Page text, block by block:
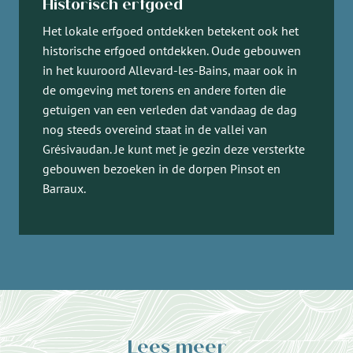
Historisch erfgoed
Het lokale erfgoed ontdekken betekent ook het
historische erfgoed ontdekken. Oude gebouwen
in het kuuroord Allevard-les-Bains, maar ook in
de omgeving met torens en andere forten die
getuigen van een verleden dat vandaag de dag
nog steeds overeind staat in de vallei van
Grésivaudan. Je kunt met je gezin deze versterkte
gebouwen bezoeken in de dorpen Pinsot en
Barraux.
Lees meer